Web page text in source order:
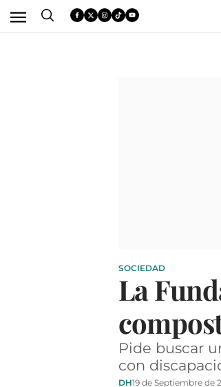
SOCIEDAD
La
Pide buscar
con
DH19 de Septiembre de